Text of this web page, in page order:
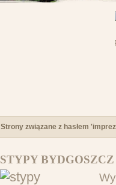
Strony związane z hasłem
STYPY BYDGOSZCZ